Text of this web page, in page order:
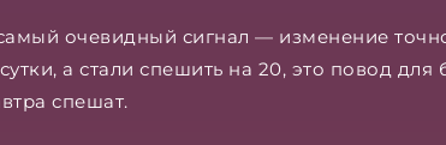
очевидный сигнал — изменение
а стали спешить на 20, это повод
спешат.